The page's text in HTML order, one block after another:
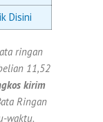
Disini
ringan
11,52
kirim
Ringan
waktu.